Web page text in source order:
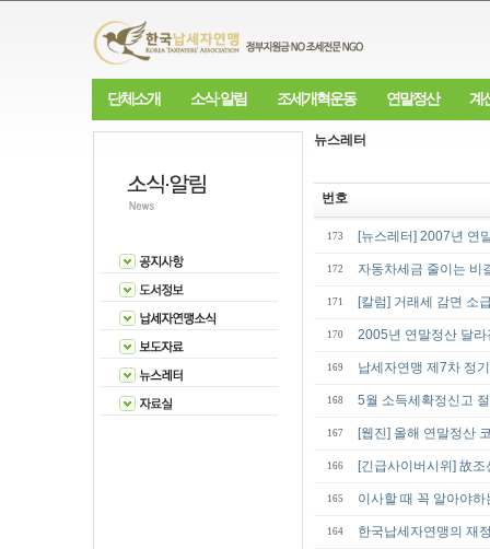
단체소개 소식·알림 조세개혁운동 연말정산 계
뉴스레터
번호
173 [뉴스레터] 2007년 연
172 자동차세금 줄이는 비
171 [칼럼] 거래세 감면 소
170 2005년 연말정산 달
169 납세자연맹 제7차 정
168 5월 소득세확정신고
167 [웹진] 올해 연말정산
166 [긴급사이버시위] 故
165 이사할 때 꼭 알아야하
164 한국납세자연맹의 재